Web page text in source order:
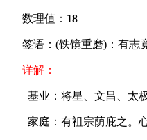
数理值： 18
签语：(铁镜重磨)：有志
详解：
基业：将星、文昌、太极
家庭：有祖宗荫庇之。心